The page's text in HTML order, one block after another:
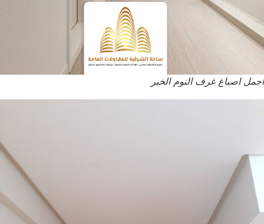
اجمل اصباغ غرف النوم الخبر